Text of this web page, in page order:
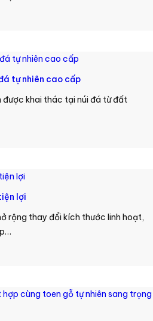
tự nhiên cao cấp
được khai thác tại núi đá từ đất
lợi
rộng thay đổi kích thước linh hoạt,